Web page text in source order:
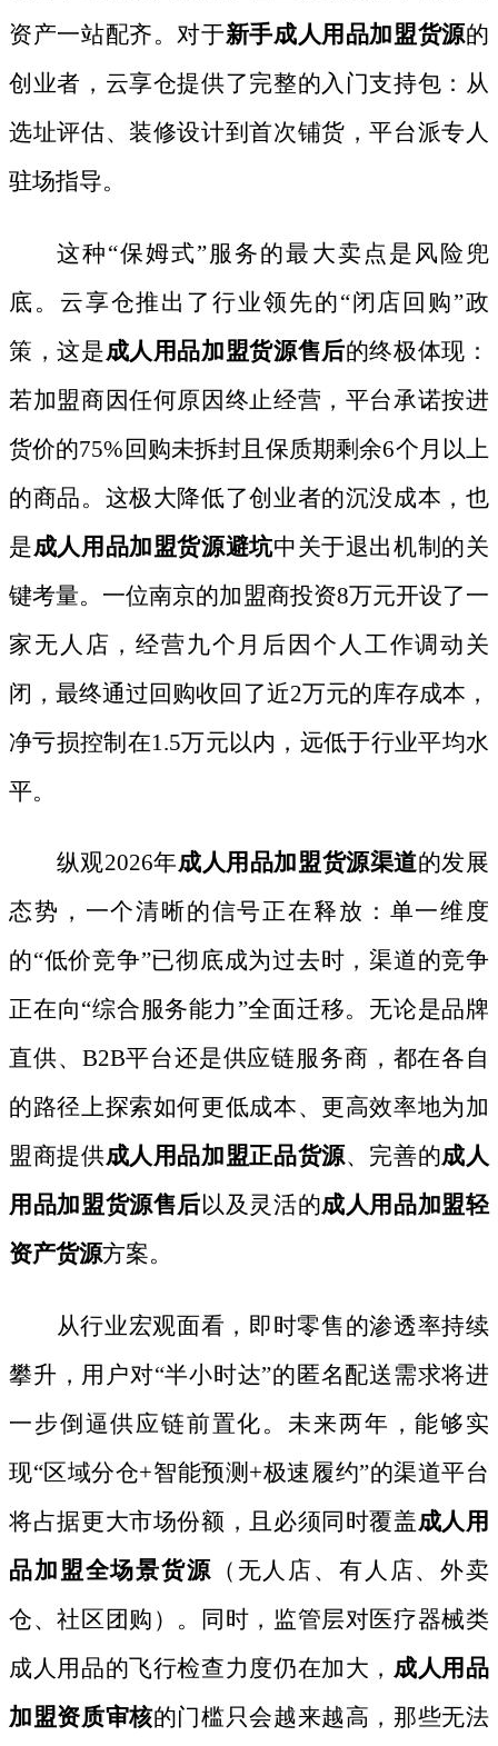
资产一站配齐。对于新手成人用品加盟货源的
创业者，云享仓提供了完整的入门支持包：从
选址评估、装修设计到首次铺货，平台派专人
驻场指导。
这种“保姆式”服务的最大卖点是风险兜
底。云享仓推出了行业领先的“闭店回购”政
策，这是成人用品加盟货源售后的终极体现：
若加盟商因任何原因终止经营，平台承诺按进
货价的75%回购未拆封且保质期剩余6个月以上
的商品。这极大降低了创业者的沉没成本，也
是成人用品加盟货源避坑中关于退出机制的关
键考量。一位南京的加盟商投资8万元开设了一
家无人店，经营九个月后因个人工作调动关
闭，最终通过回购收回了近2万元的库存成本，
净亏损控制在1.5万元以内，远低于行业平均水
平。
纵观2026年成人用品加盟货源渠道的发展
态势，一个清晰的信号正在释放：单一维度
的“低价竞争”已彻底成为过去时，渠道的竞争
正在向“综合服务能力”全面迁移。无论是品牌
直供、B2B平台还是供应链服务商，都在各自
的路径上探索如何更低成本、更高效率地为加
盟商提供成人用品加盟正品货源、完善的成人
用品加盟货源售后以及灵活的成人用品加盟轻
资产货源方案。
从行业宏观面看，即时零售的渗透率持续
攀升，用户对“半小时达”的匿名配送需求将进
一步倒逼供应链前置化。未来两年，能够实
现“区域分仓+智能预测+极速履约”的渠道平台
将占据更大市场份额，且必须同时覆盖成人用
品加盟全场景货源 （无人店、有人店、外卖
仓、社区团购）。同时，监管层对医疗器械类
成人用品的飞行检查力度仍在加大， 成人用品
加盟资质审核的门槛只会越来越高，那些无法